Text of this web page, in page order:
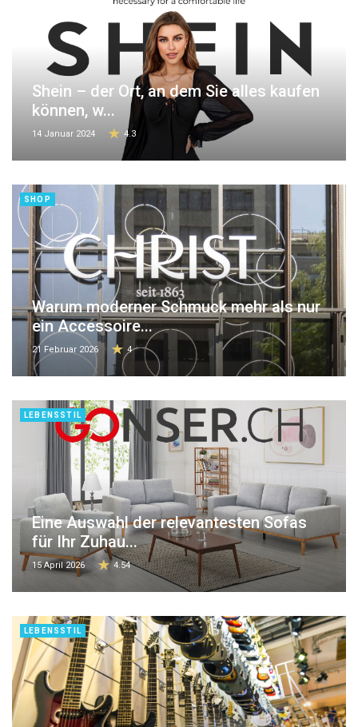
Shein – der Ort, an dem Sie alles kaufen
können, w...
14 Januar 2024 4.3
SHOP
Warum moderner Schmuck mehr als nur
ein Accessoire...
21 Februar 2026 4
LEBENSSTIL
Eine Auswahl der relevantesten Sofas
für Ihr Zuhau...
15 April 2026 4.54
LEBENSSTIL